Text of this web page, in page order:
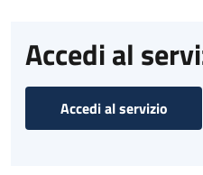
Accedi al
Accedi al servizio